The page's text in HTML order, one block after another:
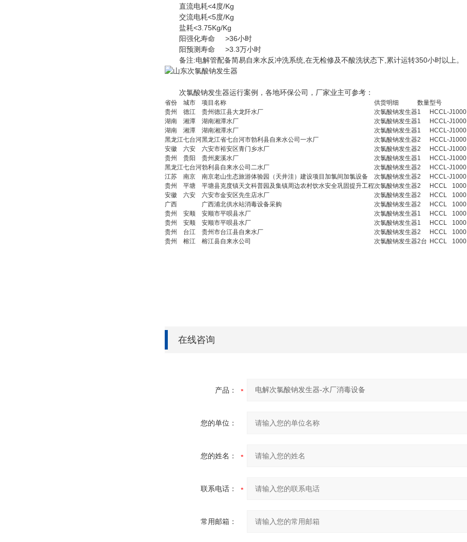
直流电耗<4度/Kg
交流电耗<5度/Kg
盐耗<3.75Kg/Kg
阳强化寿命 >36小时
阳预测寿命 >3.3万小时
备注:电解管配备简易自来水反冲洗系统,在无检修及不酸洗状态下,累计运转350小时以上。
次氯酸钠发生器运行案例，各地环保公司，厂家业主可参考：
省份 城市 项目名称 供货明细 数量型号
贵州
德江 贵州德江县大龙阡水厂 次氯酸钠发生器1 HCCL-J1000
湖南
湘潭 湖南湘潭水厂 次氯酸钠发生器1 HCCL-J1000
湖南
湘潭 湖南湘潭水厂 次氯酸钠发生器1 HCCL-J1000
黑龙江七台河黑龙江省七台河市勃利县自来水公司一水厂 次氯酸钠发生器2 HCCL-J1000
安徽
六安 六安市裕安区青门乡水厂 次氯酸钠发生器2 HCCL-J1000
贵州
贵阳 贵州麦溪水厂 次氯酸钠发生器1 HCCL-J1000
黑龙江七台河勃利县自来水公司二水厂 次氯酸钠发生器2 HCCL-J1000
江苏
南京 南京老山生态旅游体验园（天井洼）建设项目加氯间加氯设备 次氯酸钠发生器2 HCCL-J1000
贵州
平塘 平塘县克度镇天文科普园及集镇周边农村饮水安全巩固提升工程次氯酸钠发生器2 HCCL
1000
安徽
六安 六安市金安区先生店水厂 次氯酸钠发生器2 HCCL
1000
广西
广西浦北供水站消毒设备采购 次氯酸钠发生器2 HCCL
1000
贵州
安顺 安顺市平呗县水厂 次氯酸钠发生器1 HCCL
1000
贵州
安顺 安顺市平呗县水厂 次氯酸钠发生器1 HCCL
1000
贵州
台江 贵州市台江县自来水厂 次氯酸钠发生器2 HCCL
1000
贵州
榕江 榕江县自来水公司 次氯酸钠发生器2台 HCCL 1000
在线咨询
产品：
您的单位：
您的姓名：
联系电话：
常用邮箱：